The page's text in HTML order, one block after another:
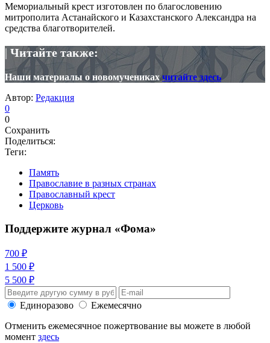
Мемориальный крест изготовлен по благословению
митрополита Астанайского и Казахстанского Александра на
средства благотворителей.
| Читайте также:
Наши материалы о новомученикахчитайте здесь
Автор: Редакция
0
0
Сохранить
Поделиться:
Теги:
Память
Православие в разных странах
Православный крест
Церковь
Поддержите журнал «Фома»
700 ₽
1 500 ₽
5 500 ₽
Единоразово
Ежемесячно
Отменить ежемесячное пожертвование вы можете в любой
момент здесь